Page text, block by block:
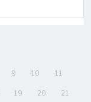
9 10 11
19 20 21